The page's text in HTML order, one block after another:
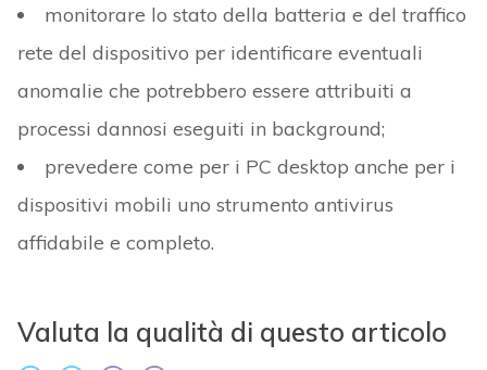
monitorare lo stato della batteria e del traffico
rete del dispositivo per identificare eventuali
anomalie che potrebbero essere attribuiti a
processi dannosi eseguiti in background;
prevedere come per i PC desktop anche per i
dispositivi mobili uno strumento antivirus
affidabile e completo.
Valuta la qualità di questo articolo